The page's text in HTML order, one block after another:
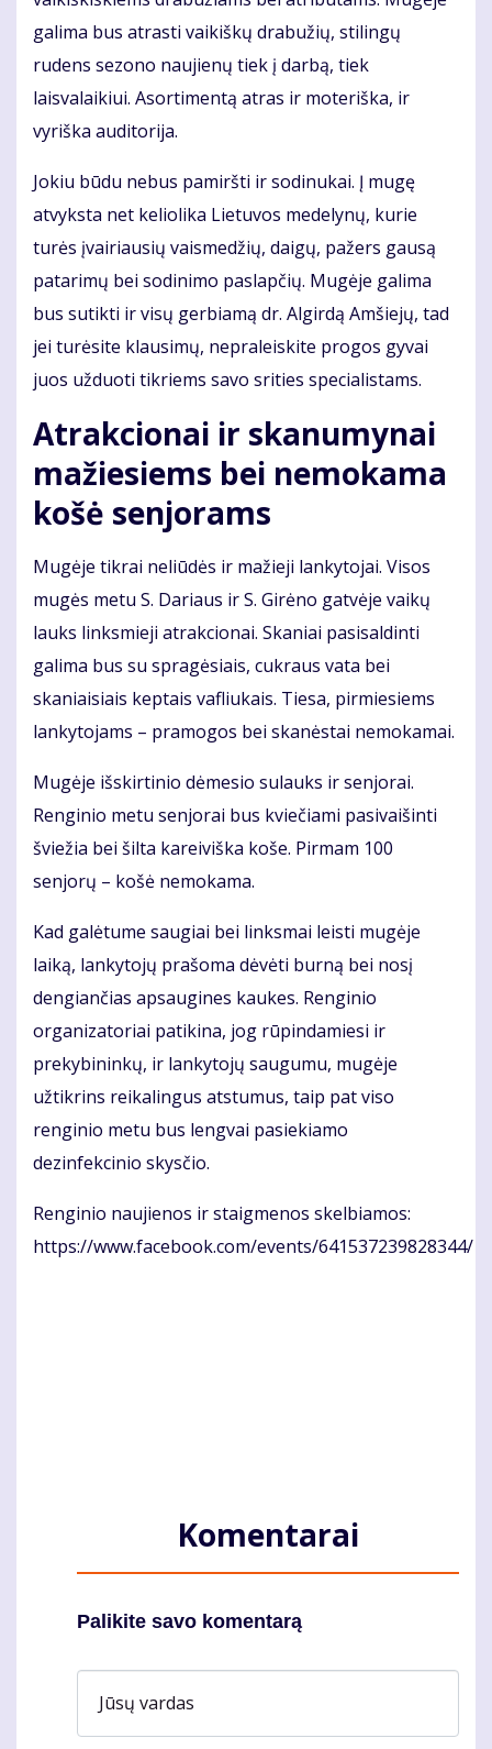
galima bus atrasti vaikiškų drabužių, stilingų
rudens sezono naujienų tiek į darbą, tiek
laisvalaikiui. Asortimentą atras ir moteriška, ir
vyriška auditorija.
Jokiu būdu nebus pamiršti ir sodinukai. Į mugę
atvyksta net keliolika Lietuvos medelynų, kurie
turės įvairiausių vaismedžių, daigų, pažers gausą
patarimų bei sodinimo paslapčių. Mugėje galima
bus sutikti ir visų gerbiamą dr. Algirdą Amšiejų, tad
jei turėsite klausimų, nepraleiskite progos gyvai
juos užduoti tikriems savo srities specialistams.
Atrakcionai ir skanumynai
mažiesiems bei nemokama
košė senjorams
Mugėje tikrai neliūdės ir mažieji lankytojai. Visos
mugės metu S. Dariaus ir S. Girėno gatvėje vaikų
lauks linksmieji atrakcionai. Skaniai pasisaldinti
galima bus su spragėsiais, cukraus vata bei
skaniaisiais keptais vafliukais. Tiesa, pirmiesiems
lankytojams – pramogos bei skanėstai nemokamai.
Mugėje išskirtinio dėmesio sulauks ir senjorai.
Renginio metu senjorai bus kviečiami pasivaišinti
šviežia bei šilta kareiviška koše. Pirmam 100
senjorų – košė nemokama.
Kad galėtume saugiai bei linksmai leisti mugėje
laiką, lankytojų prašoma dėvėti burną bei nosį
dengiančias apsaugines kaukes. Renginio
organizatoriai patikina, jog rūpindamiesi ir
prekybininkų, ir lankytojų saugumu, mugėje
užtikrins reikalingus atstumus, taip pat viso
renginio metu bus lengvai pasiekiamo
dezinfekcinio skysčio.
Renginio naujienos ir staigmenos skelbiamos:
https://www.facebook.com/events/641537239828344/
Komentarai
Palikite savo komentarą
Jūsų vardas